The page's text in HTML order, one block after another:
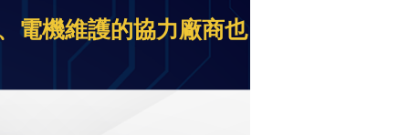
電機維護的協力廠商也